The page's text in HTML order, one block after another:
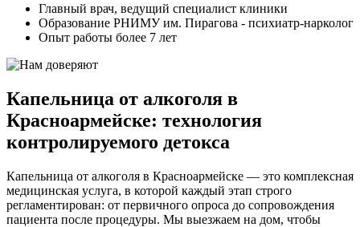
Главный врач, ведущий специалист клиники
Образование РНИМУ им. Пирагова - психиатр-нарколог
Опыт работы более 7 лет
Капельница от алкоголя в
Красноармейске: технология
контролируемого детокса
Капельница от алкоголя в Красноармейске — это комплексная
медицинская услуга, в которой каждый этап строго
регламентирован: от первичного опроса до сопровождения
пациента после процедуры. Мы выезжаем на дом, чтобы